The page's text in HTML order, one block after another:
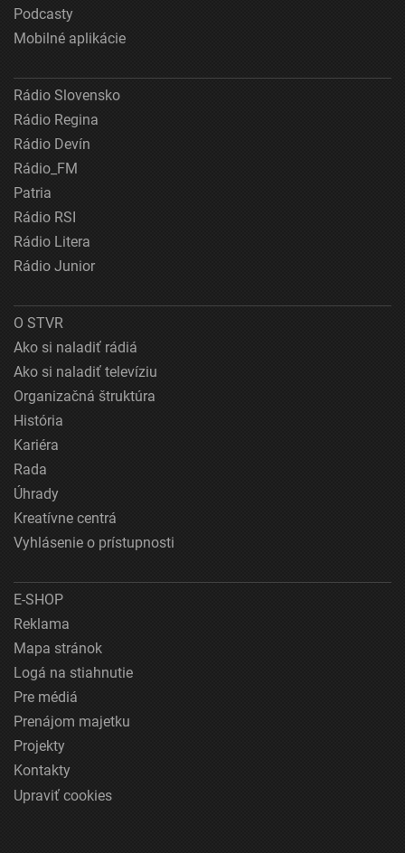
Podcasty
Mobilné aplikácie
Rádio Slovensko
Rádio Regina
Rádio Devín
Rádio_FM
Patria
Rádio RSI
Rádio Litera
Rádio Junior
O STVR
Ako si naladiť rádiá
Ako si naladiť televíziu
Organizačná štruktúra
História
Kariéra
Rada
Úhrady
Kreatívne centrá
Vyhlásenie o prístupnosti
E-SHOP
Reklama
Mapa stránok
Logá na stiahnutie
Pre médiá
Prenájom majetku
Projekty
Kontakty
Upraviť cookies